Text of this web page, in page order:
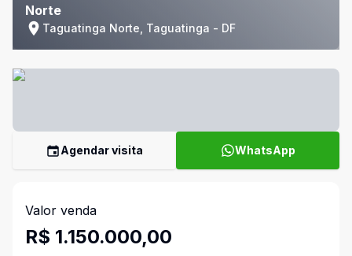
Norte
Taguatinga Norte, Taguatinga - DF
Agendar visita WhatsApp
Valor venda
R$ 1.150.000,00